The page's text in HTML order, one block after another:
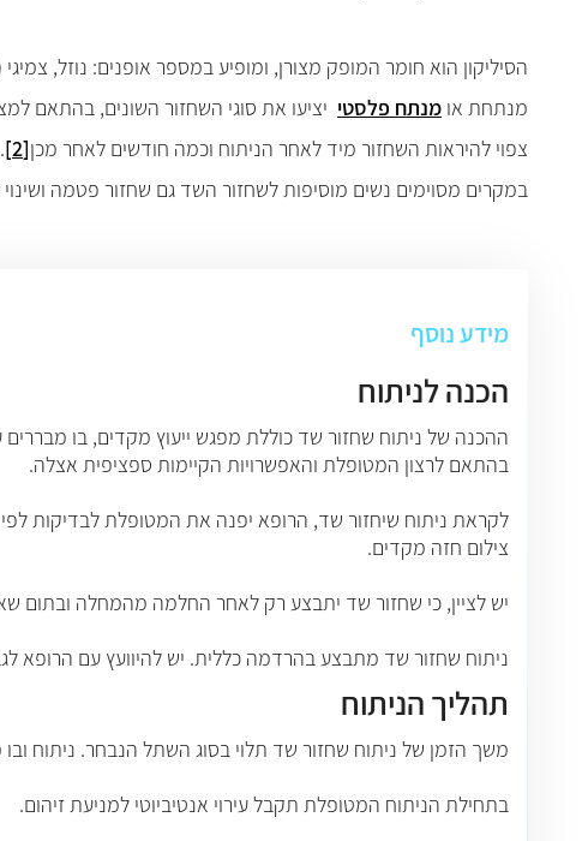
הסיליקון הוא חומר המופק מצורן, ומופיע במספר אופנים: נוזל,
מנתחת או מנתח פלסטי יציעו את סוגי השחזור השונים,
צפוי להיראות השחזור מיד לאחר הניתוח וכמה חודשים לאחר מכן[2]
.
במקרים מסוימים נשים מוסיפות לשחזור השד גם שחזור פטמה
מידע נוסף
הכנה לניתוח
ההכנה של ניתוח שחזור שד כוללת מפגש ייעוץ מקדים, בו
בהתאם לרצון המטופלת והאפשרויות הקיימות ספציפית אצלה.
לקראת ניתוח שיחזור שד, הרופא יפנה את המטופלת לבדיקות
צילום חזה מקדים.
יש לציין, כי שחזור שד יתבצע רק לאחר החלמה מהמחלה ובתום
ניתוח שחזור שד מתבצע בהרדמה כללית. יש להיוועץ עם הרופא לגבי התרופות שיש להפסיק
תהליך הניתוח
משך הזמן של ניתוח שחזור שד תלוי בסוג השתל הנבחר. ניתוח
בתחילת הניתוח המטופלת תקבל עירוי אנטיביוטי למניעת זיהום.